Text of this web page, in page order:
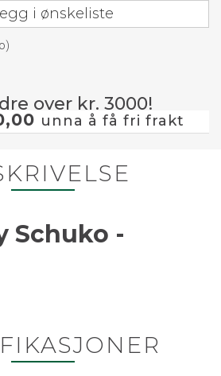
i ønskeliste
over kr. 3000!
unna å få fri frakt
Schuko -